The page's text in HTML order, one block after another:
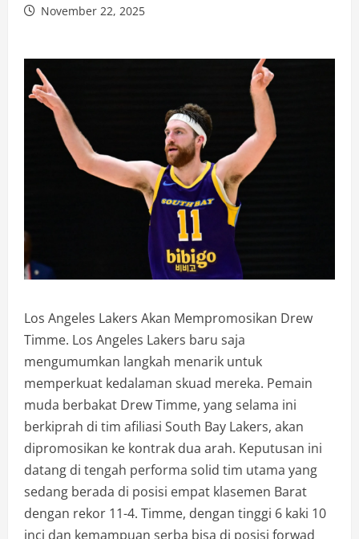
November 22, 2025
Los Angeles Lakers Akan Mempromosikan Drew
Timme. Los Angeles Lakers baru saja
mengumumkan langkah menarik untuk
memperkuat kedalaman skuad mereka. Pemain
muda berbakat Drew Timme, yang selama ini
berkiprah di tim afiliasi South Bay Lakers, akan
dipromosikan ke kontrak dua arah. Keputusan ini
datang di tengah performa solid tim utama yang
sedang berada di posisi empat klasemen Barat
dengan rekor 11-4. Timme, dengan tinggi 6 kaki 10
inci dan kemampuan serba bisa di posisi forwad